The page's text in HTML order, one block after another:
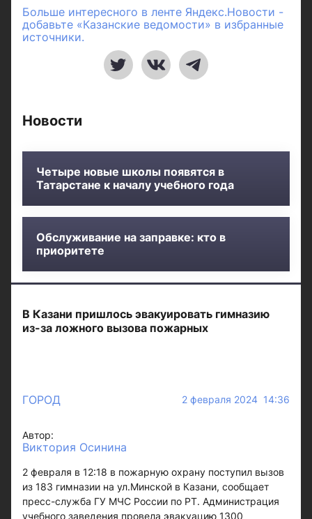
Больше интересного в ленте Яндекс.Новости -
добавьте «Казанские ведомости» в избранные
источники.
Новости
Четыре новые школы появятся в
Татарстане к началу учебного года
Обслуживание на заправке: кто в
приоритете
В Казани пришлось эвакуировать гимназию
из-за ложного вызова пожарных
ГОРОД 2 февраля 2024 14:36
Автор:
Виктория Осинина
2 февраля в 12:18 в пожарную охрану поступил вызов
из 183 гимназии на ул.Минской в Казани, сообщает
пресс-служба ГУ МЧС России по РТ. Администрация
учебного заведения провела эвакуацию 1300